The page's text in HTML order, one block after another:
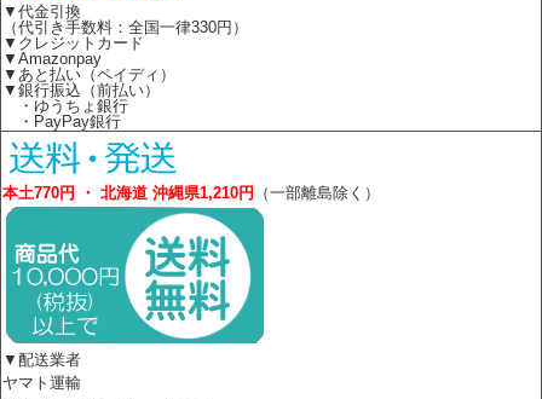
▼代金引換
（代引き手数料：全国一律330円）
▼クレジットカード
▼Amazonpay
▼あと払い（ペイディ）
▼銀行振込（前払い）
・ゆうちょ銀行
・PayPay銀行
本土770円 ・ 北海道 沖縄県1,210円 （一部離島除く）
▼配送業者
ヤマト運輸